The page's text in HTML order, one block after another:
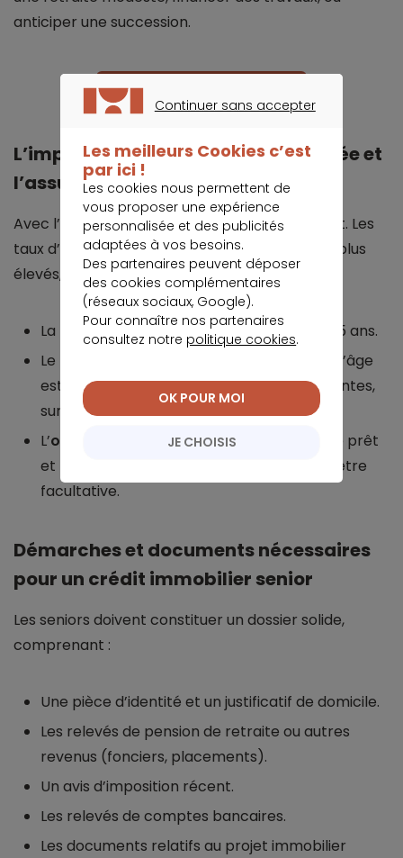
anticiper une succession.
Quel taux pour votre projet ?
L’impact de l’âge sur le taux, la durée et
l’assurance
Avec l’âge, les conditions de prêt se resserrent. Les
taux d’intérêt ne sont pas systématiquement plus
élevés, mais l’âge influe sur :
La durée du prêt: souvent limitée à 10 ou 15 ans.
Le
: plus l’âge
est élevé, plus les cotisations sont importantes,
surtout si des pathologies sont déclarées.
L’obligation d’assurance: selon le type de prêt
et la garantie proposée, l’assurance peut être
facultative.
Démarches et documents nécessaires
pour un crédit immobilier senior
Les seniors doivent constituer un dossier solide,
comprenant :
Une pièce d’identité et un justificatif de domicile.
Les relevés de pension de retraite ou autres
revenus (fonciers, placements).
Un avis d’imposition récent.
Les relevés de comptes bancaires.
Les documents relatifs au projet immobilier
Continuer sans accepter
Les meilleurs Cookies c’est
par ici !
Les cookies nous permettent de
vous proposer une expérience
personnalisée et des publicités
adaptées à vos besoins.
Des partenaires peuvent déposer
des cookies complémentaires
(réseaux sociaux, Google).
Pour connaître nos partenaires
consultez notre politique cookies.
JE CHOISIS
OK POUR MOI